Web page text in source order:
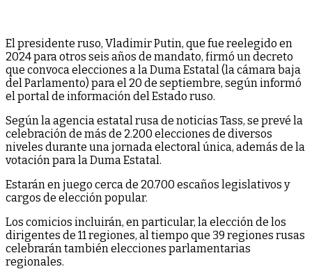
El presidente ruso, Vladimir Putin, que fue reelegido en
2024 para otros seis años de mandato, firmó un decreto
que convoca elecciones a la Duma Estatal (la cámara baja
del Parlamento) para el 20 de septiembre, según informó
el portal de información del Estado ruso.
Según la agencia estatal rusa de noticias Tass, se prevé la
celebración de más de 2.200 elecciones de diversos
niveles durante una jornada electoral única, además de la
votación para la Duma Estatal.
Estarán en juego cerca de 20.700 escaños legislativos y
cargos de elección popular.
Los comicios incluirán, en particular, la elección de los
dirigentes de 11 regiones, al tiempo que 39 regiones rusas
celebrarán también elecciones parlamentarias
regionales.